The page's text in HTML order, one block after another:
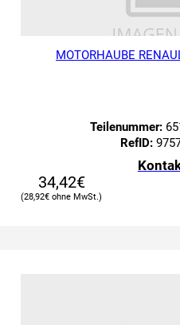
MOTORHAUBE
Teilenummer:
RefID:
34,42€
28,92€